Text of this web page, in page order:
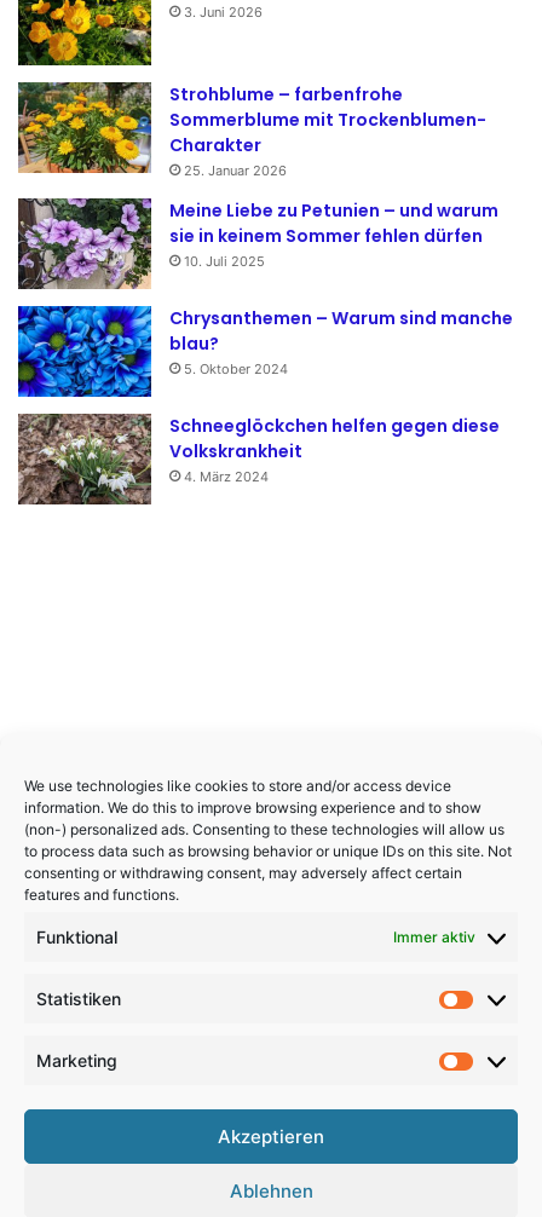
We use technologies like cookies to store and/or access device
information. We do this to improve browsing experience and to show
(non-) personalized ads. Consenting to these technologies will allow us
to process data such as browsing behavior or unique IDs on this site. Not
consenting or withdrawing consent, may adversely affect certain
features and functions.
Funktional Immer aktiv
Statistiken
Marketing
Akzeptieren
Ablehnen
3. Juni 2026
Strohblume – farbenfrohe
Sommerblume mit Trockenblumen-
Charakter
25. Januar 2026
Meine Liebe zu Petunien – und warum
sie in keinem Sommer fehlen dürfen
10. Juli 2025
Chrysanthemen – Warum sind manche
blau?
5. Oktober 2024
Schneeglöckchen helfen gegen diese
Volkskrankheit
4. März 2024